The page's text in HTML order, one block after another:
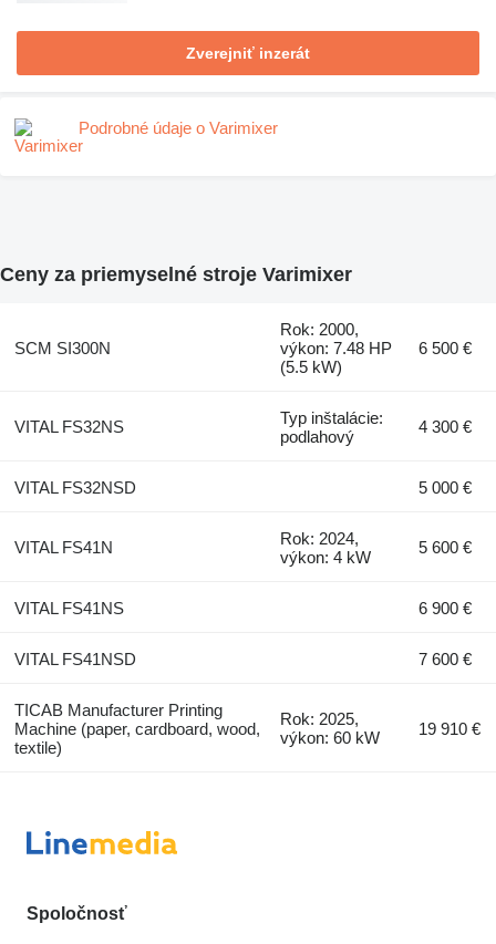
Zverejniť inzerát
Podrobné údaje o Varimixer
Ceny za priemyselné stroje Varimixer
SCM SI300N
Rok: 2000,
výkon: 7.48 HP
(5.5 kW)
6 500 €
VITAL FS32NS
Typ inštalácie:
podlahový
4 300 €
VITAL FS32NSD 5 000 €
VITAL FS41N
Rok: 2024,
výkon: 4 kW
5 600 €
VITAL FS41NS 6 900 €
VITAL FS41NSD 7 600 €
TICAB Manufacturer Printing
Machine (paper, cardboard, wood,
textile)
Rok: 2025,
výkon: 60 kW
19 910 €
Spoločnosť